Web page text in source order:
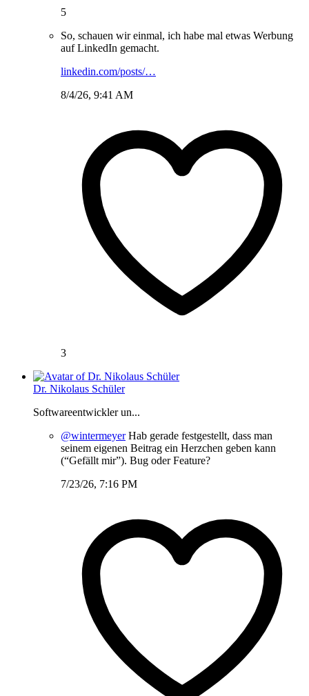
5
So, schauen wir einmal, ich habe mal etwas Werbung
auf LinkedIn gemacht.
linkedin.com/posts/…
8/4/26, 9:41 AM
3
Dr. Nikolaus Schüler
Softwareentwickler un...
@wintermeyerHab gerade festgestellt, dass man
seinem eigenen Beitrag ein Herzchen geben kann
(“Gefällt mir”). Bug oder Feature?
7/23/26, 7:16 PM